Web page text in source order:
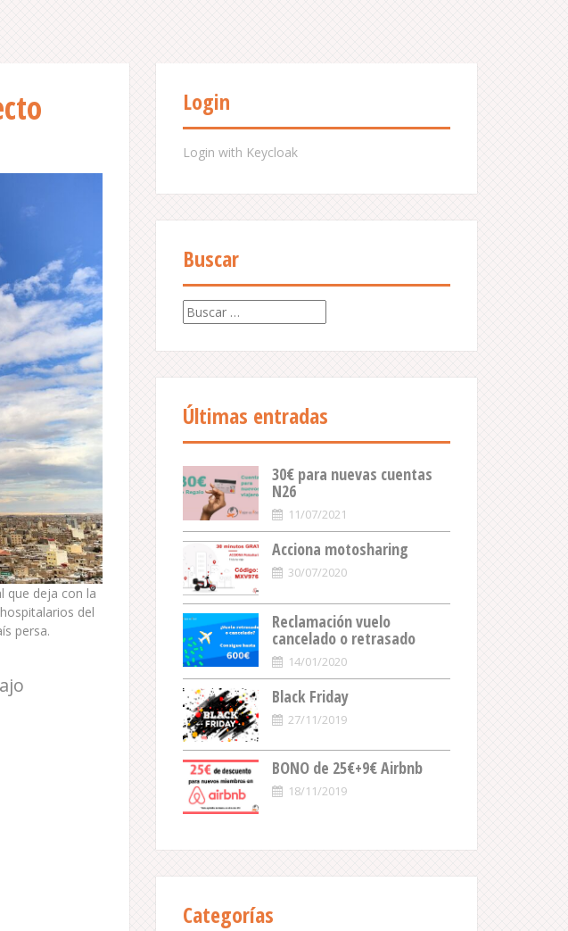
que deja con la
del
persa.
Login
Login with Keycloak
Buscar
B
u
s
:Últimas entradas
30€ para nuevas cuentas
N26
11/07/2021
Acciona motosharing
30/07/2020
Reclamación vuelo
cancelado o retrasado
14/01/2020
Black Friday
27/11/2019
BONO de 25€+9€ Airbnb
18/11/2019
Categorías